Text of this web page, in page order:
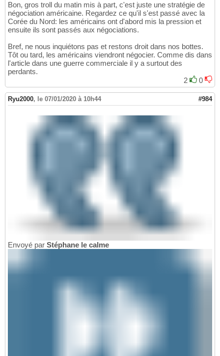
Bon, gros troll du matin mis à part, c'est juste une stratégie de
négociation américaine. Regardez ce qu'il s'est passé avec la
Corée du Nord: les américains ont d'abord mis la pression et
ensuite ils sont passés aux négociations.
Bref, ne nous inquiétons pas et restons droit dans nos bottes.
Tôt ou tard, les américains viendront négocier. Comme dis dans
l'article dans une guerre commerciale il y a surtout des
perdants.
2
0
Ryu2000, le 07/01/2020 à 10h44 #984
Envoyé par Stéphane le calme